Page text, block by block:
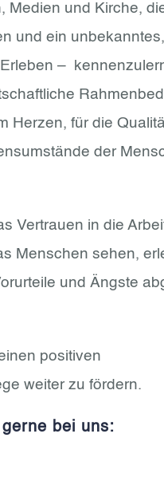
Medien und Kirche,
und ein unbekanntes,
–
Herzen, für die
der
Vertrauen in die
Menschen sehen,
und Ängste
positiven
weiter zu fördern.
bei uns: